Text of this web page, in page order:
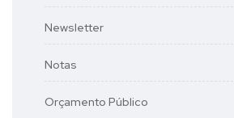
Newsletter
Notas
Orçamento Público